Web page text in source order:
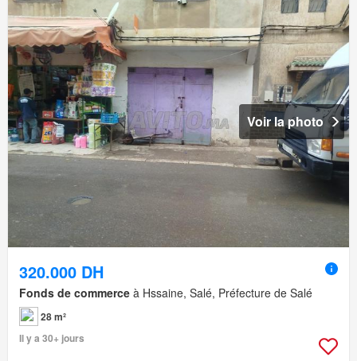
Voir la photo
320.000 DH
Fonds de commerce à Hssaine, Salé, Préfecture de Salé
28 m²
Il y a 30+ jours